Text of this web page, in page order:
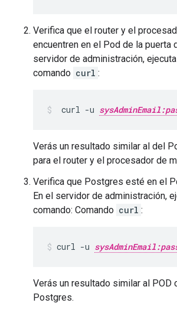
Verifica que el router y el
encuentren en el Pod de la puerta
servidor de administración,
comando curl :
curl -u
Verás un resultado similar al del
para el router y el procesador de
Verifica que Postgres esté en el
En el servidor de administración,
comando: Comando curl :
curl -u
Verás un resultado similar al POD
Postgres.